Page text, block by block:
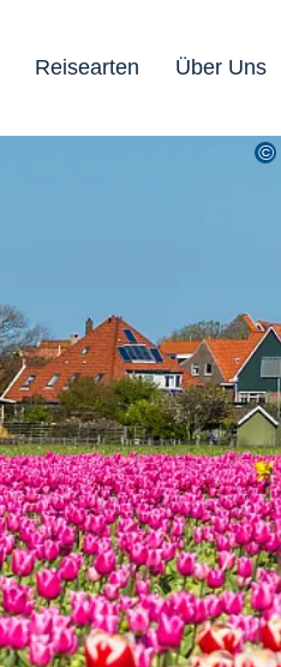
Reisearten Über Uns